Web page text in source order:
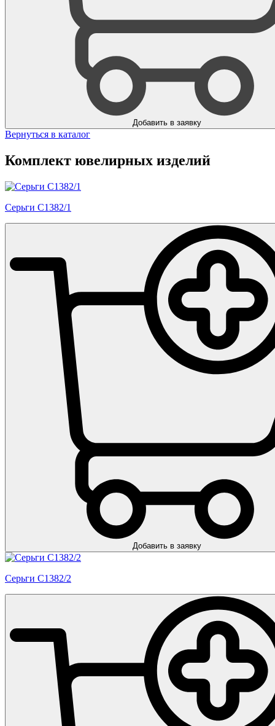
Добавить в заявку
Вернуться в каталог
Комплект ювелирных изделий
Серьги С1382/1
Добавить в заявку
Серьги С1382/2